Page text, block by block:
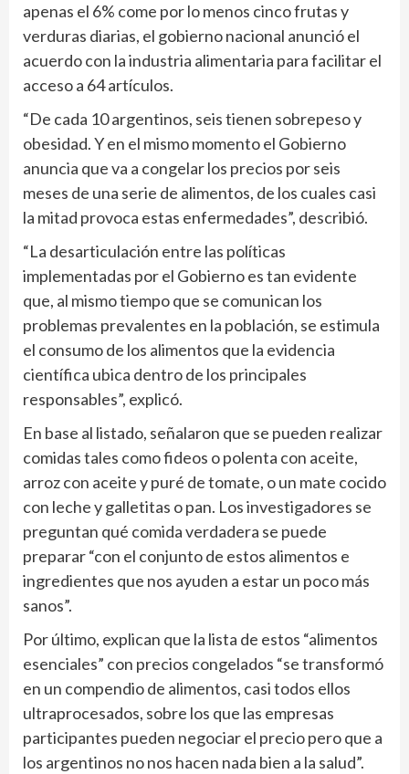
apenas el 6% come por lo menos cinco frutas y
verduras diarias, el gobierno nacional anunció el
acuerdo con la industria alimentaria para facilitar el
acceso a 64 artículos.
“De cada 10 argentinos, seis tienen sobrepeso y
obesidad. Y en el mismo momento el Gobierno
anuncia que va a congelar los precios por seis
meses de una serie de alimentos, de los cuales casi
la mitad provoca estas enfermedades”, describió.
“La desarticulación entre las políticas
implementadas por el Gobierno es tan evidente
que, al mismo tiempo que se comunican los
problemas prevalentes en la población, se estimula
el consumo de los alimentos que la evidencia
científica ubica dentro de los principales
responsables”, explicó.
En base al listado, señalaron que se pueden realizar
comidas tales como fideos o polenta con aceite,
arroz con aceite y puré de tomate, o un mate cocido
con leche y galletitas o pan. Los investigadores se
preguntan qué comida verdadera se puede
preparar “con el conjunto de estos alimentos e
ingredientes que nos ayuden a estar un poco más
sanos”.
Por último, explican que la lista de estos “alimentos
esenciales” con precios congelados “se transformó
en un compendio de alimentos, casi todos ellos
ultraprocesados, sobre los que las empresas
participantes pueden negociar el precio pero que a
los argentinos no nos hacen nada bien a la salud”.